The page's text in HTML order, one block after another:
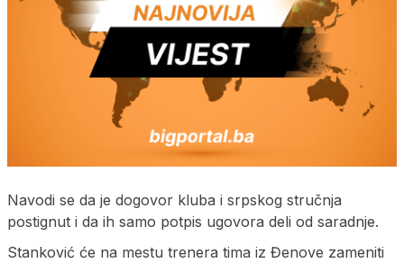
Navodi se da je dogovor kluba i srpskog stručnja
postignut i da ih samo potpis ugovora deli od saradnje.
Stanković će na mestu trenera tima iz Đenove zameniti